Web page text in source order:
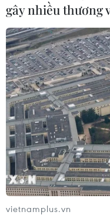
gây nhiều thương
vietnamplus.vn